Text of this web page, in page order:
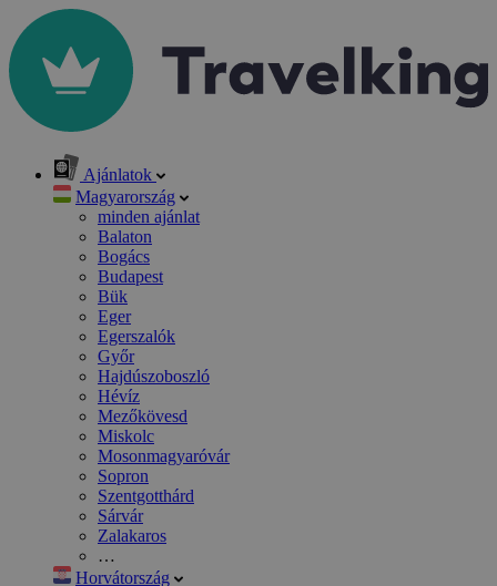
Ajánlatok
Magyarország
minden ajánlat
Balaton
Bogács
Budapest
Bük
Eger
Egerszalók
Győr
Hajdúszoboszló
Hévíz
Mezőkövesd
Miskolc
Mosonmagyaróvár
Sopron
Szentgotthárd
Sárvár
Zalakaros
…
Horvátország